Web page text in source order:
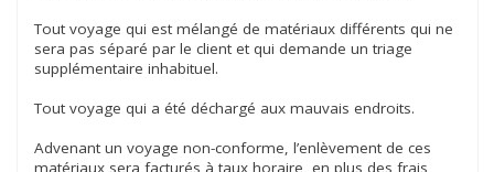
Tout voyage qui est mélangé de matériaux différents qui ne
sera pas séparé par le client et qui demande un triage
supplémentaire inhabituel.
Tout voyage qui a été déchargé aux mauvais endroits.
Advenant un voyage non-conforme, l’enlèvement de ces
matériaux sera facturés à taux horaire, en plus des frais